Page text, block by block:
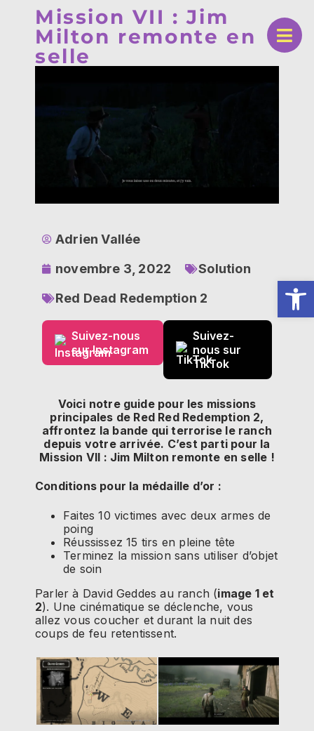
Mission VII : Jim
Milton remonte en
selle
Adrien Vallée
novembre 3, 2022
Solution
Red Dead Redemption 2
Suivez-nous
sur Instagram
Suivez-
nous sur
TikTok
Voici notre guide pour les missions
principales de Red Red Redemption 2,
affrontez la bande qui terrorise le ranch
depuis votre arrivée. C’est parti pour la
Mission VII : Jim Milton remonte en selle !
Conditions pour la médaille d’or :
Faites 10 victimes avec deux armes de
poing
Réussissez 15 tirs en pleine tête
Terminez la mission sans utiliser d’objet
de soin
Parler à David Geddes au ranch (image 1 et
2). Une cinématique se déclenche, vous
allez vous coucher et durant la nuit des
coups de feu retentissent.